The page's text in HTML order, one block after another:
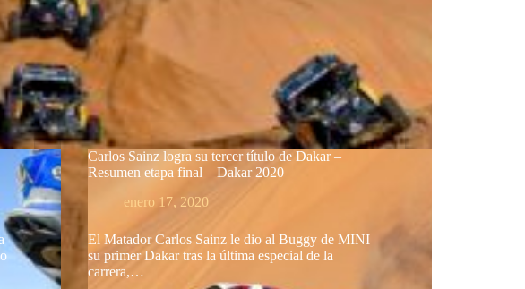
Carlos Sainz logra su tercer título de Dakar –
Resumen etapa final – Dakar 2020
enero 17, 2020
El Matador Carlos Sainz le dio al Buggy de MINI
su primer Dakar tras la última especial de la
carrera,…